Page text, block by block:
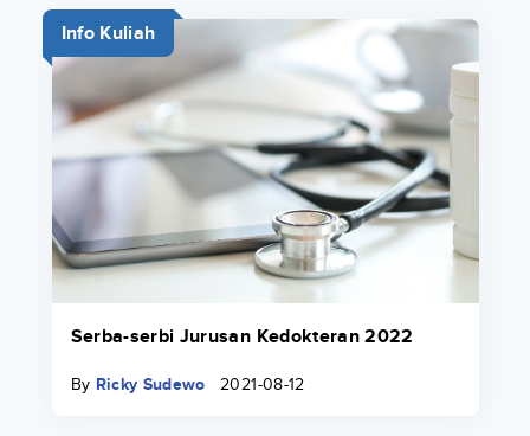
Info Kuliah
Serba-serbi Jurusan Kedokteran 2022
By Ricky Sudewo 2021-08-12